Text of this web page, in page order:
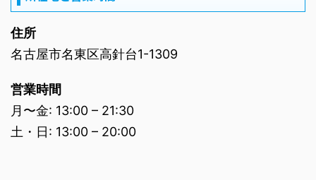
住所
名古屋市名東区高針台1-1309
営業時間
月〜金: 13:00 – 21:30
土・日: 13:00 – 20:00